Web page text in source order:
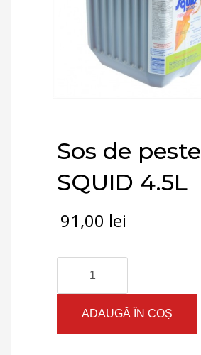
Sos de peste
SQUID 4.5L
91,00 lei
de
pesteADAUGĂ ÎN COȘ